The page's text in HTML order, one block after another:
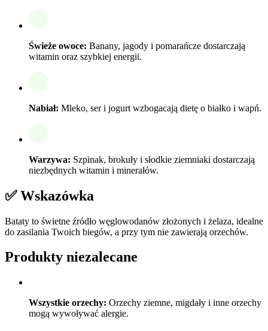
Świeże owoce: Banany, jagody i pomarańcze dostarczają
witamin oraz szybkiej energii.
Nabiał: Mleko, ser i jogurt wzbogacają dietę o białko i wapń.
Warzywa: Szpinak, brokuły i słodkie ziemniaki dostarczają
niezbędnych witamin i minerałów.
✅ Wskazówka
Bataty to świetne źródło węglowodanów złożonych i żelaza, idealne
do zasilania Twoich biegów, a przy tym nie zawierają orzechów.
Produkty niezalecane
Wszystkie orzechy: Orzechy ziemne, migdały i inne orzechy
mogą wywoływać alergie.